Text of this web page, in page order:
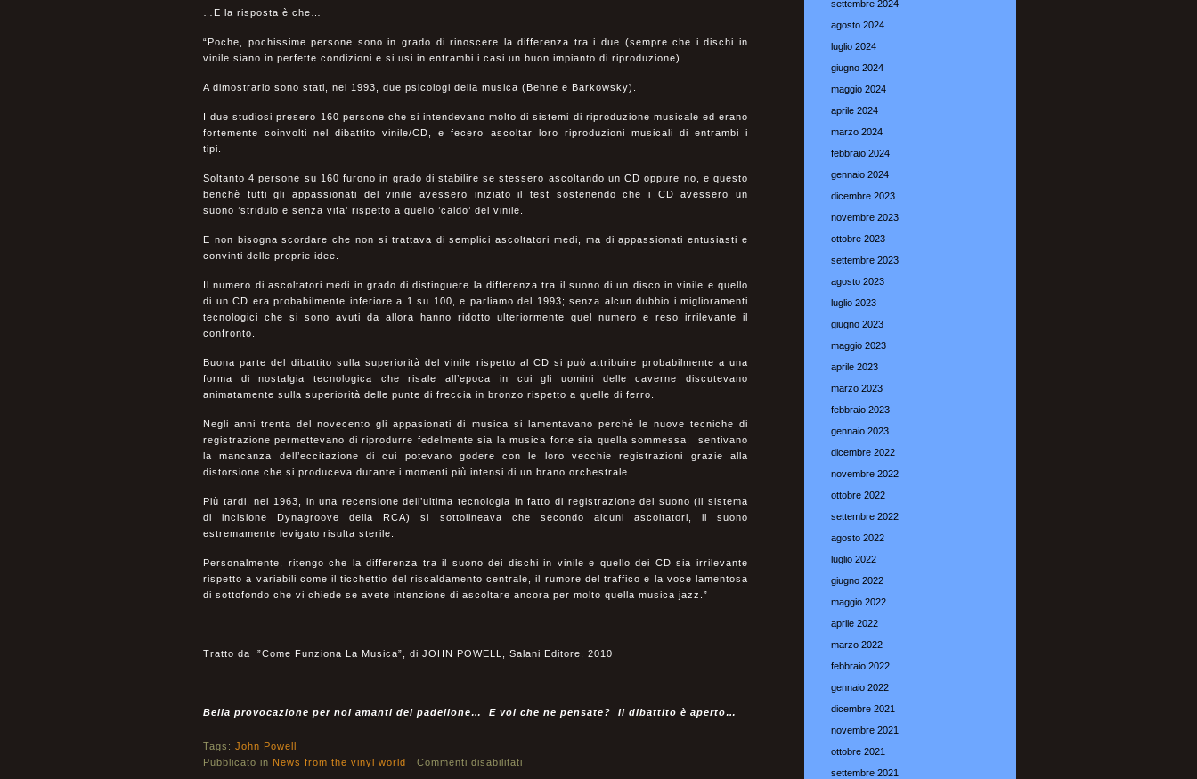
…E la risposta è che…
“Poche, pochissime persone sono in grado di rinoscere la differenza tra i due (sempre che i dischi in
vinile siano in perfette condizioni e si usi in entrambi i casi un buon impianto di riproduzione).
A dimostrarlo sono stati, nel 1993, due psicologi della musica (Behne e Barkowsky).
I due studiosi presero 160 persone che si intendevano molto di sistemi di riproduzione musicale ed erano
fortemente coinvolti nel dibattito vinile/CD, e fecero ascoltar loro riproduzioni musicali di entrambi i
tipi.
Soltanto 4 persone su 160 furono in grado di stabilire se stessero ascoltando un CD oppure no, e questo
benchè tutti gli appassionati del vinile avessero iniziato il test sostenendo che i CD avessero un
suono ’stridulo e senza vita’ rispetto a quello ’caldo’ del vinile.
E non bisogna scordare che non si trattava di semplici ascoltatori medi, ma di appassionati entusiasti e
convinti delle proprie idee.
Il numero di ascoltatori medi in grado di distinguere la differenza tra il suono di un disco in vinile e quello
di un CD era probabilmente inferiore a 1 su 100, e parliamo del 1993; senza alcun dubbio i miglioramenti
tecnologici che si sono avuti da allora hanno ridotto ulteriormente quel numero e reso irrilevante il
confronto.
Buona parte del dibattito sulla superiorità del vinile rispetto al CD si può attribuire probabilmente a una
forma di nostalgia tecnologica che risale all’epoca in cui gli uomini delle caverne discutevano
animatamente sulla superiorità delle punte di freccia in bronzo rispetto a quelle di ferro.
Negli anni trenta del novecento gli appasionati di musica si lamentavano perchè le nuove tecniche di
registrazione permettevano di riprodurre fedelmente sia la musica forte sia quella sommessa: sentivano
la mancanza dell’eccitazione di cui potevano godere con le loro vecchie registrazioni grazie alla
distorsione che si produceva durante i momenti più intensi di un brano orchestrale.
Più tardi, nel 1963, in una recensione dell’ultima tecnologia in fatto di registrazione del suono (il sistema
di incisione Dynagroove della RCA) si sottolineava che secondo alcuni ascoltatori, il suono
estremamente levigato risulta sterile.
Personalmente, ritengo che la differenza tra il suono dei dischi in vinile e quello dei CD sia irrilevante
rispetto a variabili come il ticchettio del riscaldamento centrale, il rumore del traffico e la voce lamentosa
di sottofondo che vi chiede se avete intenzione di ascoltare ancora per molto quella musica jazz.”
Tratto da ”Come Funziona La Musica”, di JOHN POWELL, Salani Editore, 2010
Bella provocazione per noi amanti del padellone… E voi che ne pensate? Il dibattito è aperto…
Tags: John Powell
Pubblicato in News from the vinyl world | Commenti disabilitati
settembre 2024
agosto 2024
luglio 2024
giugno 2024
maggio 2024
aprile 2024
marzo 2024
febbraio 2024
gennaio 2024
dicembre 2023
novembre 2023
ottobre 2023
settembre 2023
agosto 2023
luglio 2023
giugno 2023
maggio 2023
aprile 2023
marzo 2023
febbraio 2023
gennaio 2023
dicembre 2022
novembre 2022
ottobre 2022
settembre 2022
agosto 2022
luglio 2022
giugno 2022
maggio 2022
aprile 2022
marzo 2022
febbraio 2022
gennaio 2022
dicembre 2021
novembre 2021
ottobre 2021
settembre 2021